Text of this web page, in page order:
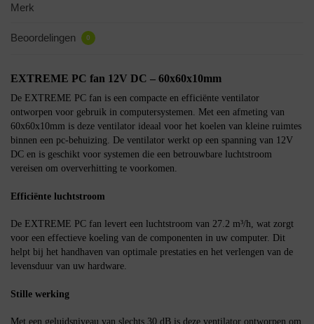
Merk
Beoordelingen 0
EXTREME PC fan 12V DC – 60x60x10mm
De EXTREME PC fan is een compacte en efficiënte ventilator
ontworpen voor gebruik in computersystemen. Met een afmeting van
60x60x10mm is deze ventilator ideaal voor het koelen van kleine ruimtes
binnen een pc-behuizing. De ventilator werkt op een spanning van 12V
DC en is geschikt voor systemen die een betrouwbare luchtstroom
vereisen om oververhitting te voorkomen.
Efficiënte luchtstroom
De EXTREME PC fan levert een luchtstroom van 27.2 m³/h, wat zorgt
voor een effectieve koeling van de componenten in uw computer. Dit
helpt bij het handhaven van optimale prestaties en het verlengen van de
levensduur van uw hardware.
Stille werking
Met een geluidsniveau van slechts 30 dB is deze ventilator ontworpen om